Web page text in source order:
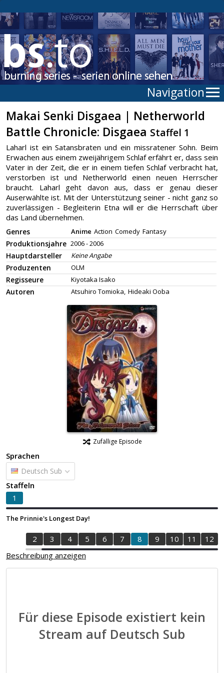
Navigation
Makai Senki Disgaea | Netherworld
Battle Chronicle: Disgaea Staffel 1
Laharl ist ein Satansbraten und ein missratener Sohn. Beim
Erwachen aus einem zweijährigem Schlaf erfährt er, dass sein
Vater in der Zeit, die er in einem tiefen Schlaf verbracht hat,
verstorben ist und Netherworld einen neuen Herrscher
braucht. Laharl geht davon aus, dass er genau dieser
Auserwählte ist. Mit der Unterstützung seiner - nicht ganz so
zuverlässigen - Begleiterin Etna will er die Herrschaft über
das Land übernehmen.
Genres Anime Action Comedy Fantasy
Produktionsjahre 2006 - 2006
Hauptdarsteller Keine Angabe
Produzenten OLM
Regisseure Kiyotaka Isako
Autoren Atsuhiro Tomioka, Hideaki Ooba
Zufällige Episode
Sprachen
Deutsch Sub
Staffeln
1
The Prinnie's Longest Day!
2 3 4 5 6 7 8 9 10 11
12
Beschreibung anzeigen
Für diese Episode existiert kein
Stream auf Deutsch Sub